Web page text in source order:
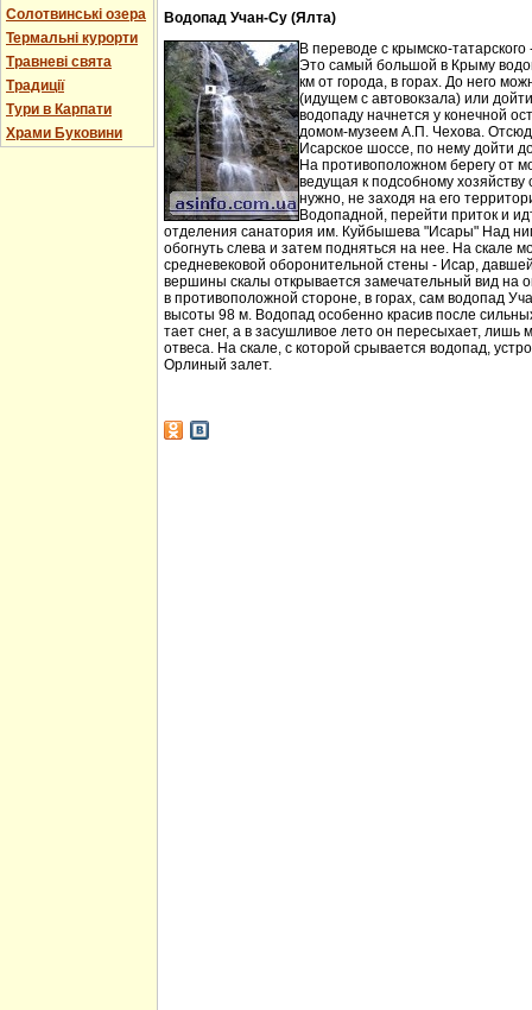
Солотвинські озера
Термальні курорти
Травневі свята
Традиції
Тури в Карпати
Храми Буковини
Водопад Учан-Су (Ялта)
В переводе с крымско-
Это самый большой в Крыму
км от города, в горах. До него
(идущем с автовокзала) или
водопаду начнется у конечной
домом-музеем А.П. Чехова.
Исарское шоссе, по нему дойти
На противоположном берегу от
ведущая к подсобному
нужно, не заходя на его
Водопадной, перейти приток и
отделения санатория им. Куйбышева "Исары" Над
обогнуть слева и затем подняться на нее. На скале
средневековой оборонительной стены - Исар,
вершины скалы открывается замечательный вид на
в противоположной стороне, в горах, сам водопад
высоты 98 м. Водопад особенно красив после
тает снег, а в засушливое лето он пересыхает, лишь
отвеса. На скале, с которой срывается водопад,
Орлиный залет.